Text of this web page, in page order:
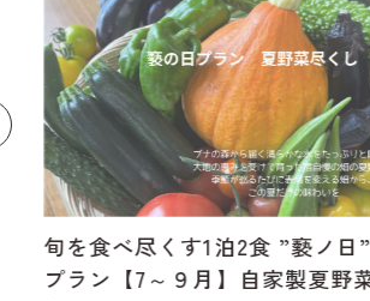
旬を食べ尽くす1泊2食 ”褻ノ日” 宿泊
プラン【7～９月】自家製夏野菜尽く